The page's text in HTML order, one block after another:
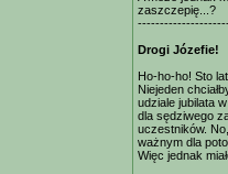
zaszczepię...?
Drogi Józefie!
Ho-ho-ho! Sto
Niejeden
udziale jubilata
dla sędziwego
uczestników.
ważnym dla
Więc jednak